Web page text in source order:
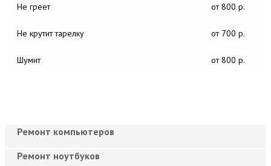
Не греет от 800 р.
Не крутит тарелку от 700 р.
Шумит от 800 р.
Ремонт компьютеров
Ремонт ноутбуков